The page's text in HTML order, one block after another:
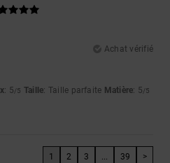
Achat vérifié
: 5/5 Taille: Taille parfaite Matière: 5/5
1 2 3 ... 39 >